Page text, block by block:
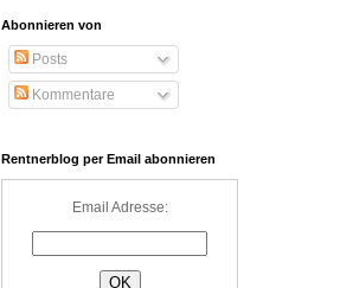
Abonnieren von
Posts
Kommentare
Rentnerblog per Email abonnieren
Email Adresse: